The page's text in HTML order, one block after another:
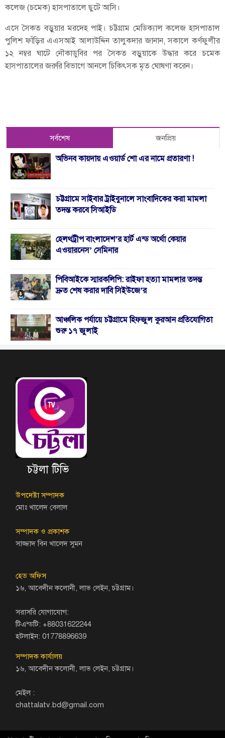
কলেজ (চমেক) হাসপাতালে ছুটে আসি।
এসে সৈকত বড়ুয়ার মরদেহ পাই। চট্টগ্রাম মেডিক্যাল কলেজ হাসপাতাল
পুলিশ ফাঁড়ির এএসআই আলাউদ্দিন তালুকদার জানান, সকালে কর্ণফুলীর
১২ নম্বর ঘাটে নৌকাডুবির পর সৈকত বড়ুয়াকে উদ্ধার করে চমেক
হাসপাতালের জরুরি বিভাগে আনলে চিকিৎসক মৃত ঘোষণা করেন।
সর্বশেষ জনপ্রিয়
অভিনব কায়দায় এওয়ার্ড শো এর নামে প্রতারণা !
চট্টগ্রামে সাইবার ট্রাইবুনালে সাংবাদিকের করা মামলা
তদন্ত করবে সিআইডি
হেলথট্রীপ বাংলাদেশ’র হার্ট এন্ড অর্থো কেয়ার
এওয়ারনেস’ সেমিনার
পিবিআইকে স্মারকলিপি: রাইফা হত্যা মামলার তদন্ত
দ্রুত শেষ করার দাবি সিইউজে’র
আঞ্চলিক পর্যায়ে চট্টগ্রামে হিফজুল কুরআন প্রতিযোগিতা
শুরু ১৭ জুলাই
চট্টলা টিভি
উপদেষ্টা সম্পাদক
মোঃ খালেদ বেলাল
সম্পাদক ও প্রকাশক
সাজ্জাদ বিন খালেদ সুমন
হেড অফিস
১৬, আবেদীন কলোনী, লাভ লেইন, চট্টগ্রাম।
সরাসরি যোগাযোগ:
টিএন্ডটি: +88031622244
হটলাইন: 01778896639
সম্পাদক কার্যালয়
১৬, আবেদীন কলোনী, লাভ লেইন, চট্টগ্রাম।
মেইল :
chattalatv.bd@gmail.com